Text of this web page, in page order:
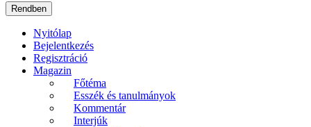
Nyitólap
Bejelentkezés
Regisztráció
Magazin
Főtéma
Esszék és tanulmányok
Kommentár
Interjúk